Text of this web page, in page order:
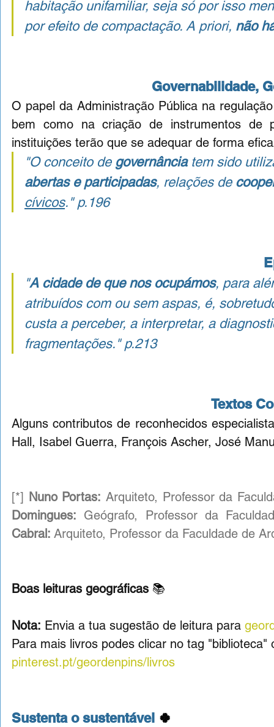
habitação unifamiliar, seja só por isso
por efeito de compactação. A priori, não
Governabilidade,
O papel da Administração Pública na
bem como na criação de instrumentos de
instituições terão que se adequar de forma
"O conceito de governância tem sido
abertas e participadas, relações de
cívicos." p.196
"A cidade de que nos ocupámos, para
atribuídos com ou sem aspas, é,
custa a perceber, a interpretar, a
fragmentações." p.213
Textos
Alguns contributos de reconhecidos
Hall, Isabel Guerra, François Ascher, José
[*] Nuno Portas: Arquiteto, Professor da
Domingues: Geógrafo, Professor da
Cabral: Arquiteto, Professor da Faculdade de
Boas leituras geográficas 📚
Nota: Envia a tua sugestão de leitura para
Para mais livros podes clicar no tag
pinterest.pt/geordenpins/livros
Sustenta o sustentável 🍀